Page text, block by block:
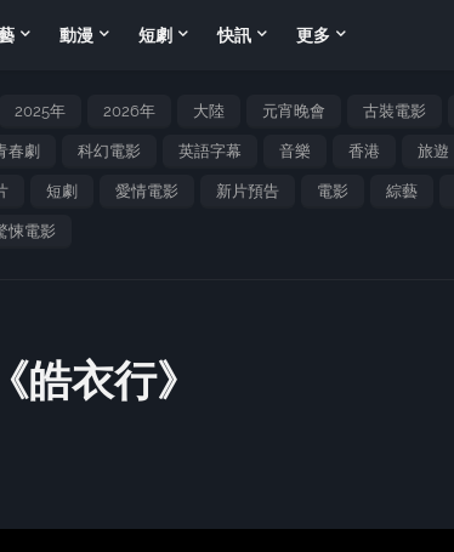
動漫 短劇 快訊 更多
2025年 2026年 大陸 元宵晚會 古裝電影
春劇 科幻電影 英語字幕 音樂 香港 旅遊
短劇 愛情電影 新片預告 電影 綜藝
悚電影
衣行》